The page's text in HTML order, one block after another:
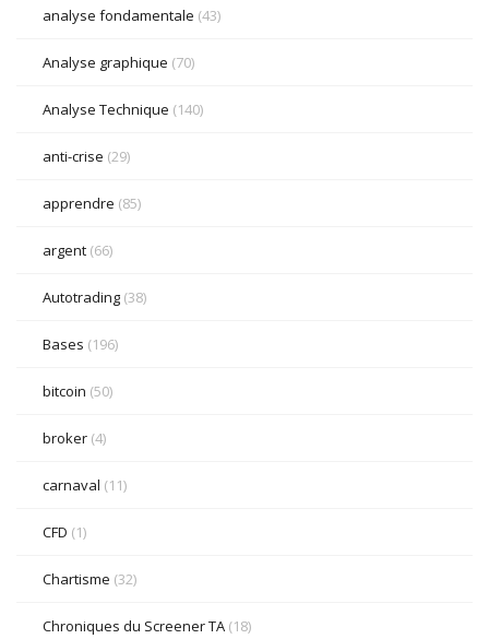
analyse fondamentale (43)
Analyse graphique (70)
Analyse Technique (140)
anti-crise (29)
apprendre (85)
argent (66)
Autotrading (38)
Bases (196)
bitcoin (50)
broker (4)
carnaval (11)
CFD (1)
Chartisme (32)
Chroniques du Screener TA (18)